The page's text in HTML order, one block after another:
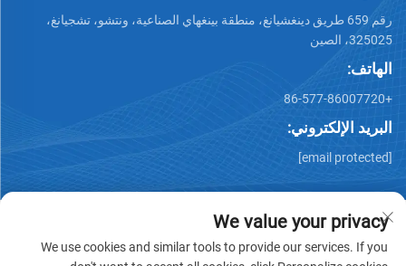
رقم 659 طريق دينغشيانغ، منطقة بينغهاي الصناعية، ونتشو، تشجيانغ،
325025، الصين
الهاتف:
+86-577-86007720
البريد الإلكتروني:
[email protected]
We value your privacy
We use cookies and similar tools to provide our services. If you